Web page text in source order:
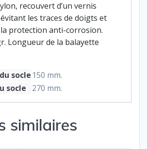
recouvert d’un vernis
les traces de doigts et
protection anti-corrosion.
Longueur de la balayette
socle 150 mm.
socle
270 mm.
similaires